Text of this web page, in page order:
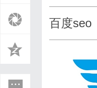
›
百度seo